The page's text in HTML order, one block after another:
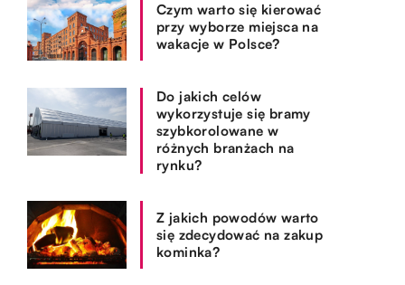
Czym warto się kierować
przy wyborze miejsca na
wakacje w Polsce?
Do jakich celów
wykorzystuje się bramy
szybkorolowane w
różnych branżach na
rynku?
Z jakich powodów warto
się zdecydować na zakup
kominka?